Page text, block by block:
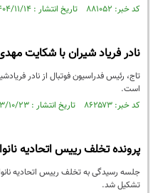
کد خبر: ۸۸۱۰۵۲ تاریخ انتشار : ۱۴۰۴/۱۱/۱۴
نادر فریاد شیران با شکایت
تاج، رئیس فدراسیون فوتبال از نادر
است.
کد خبر: ۸۶۲۵۷۳ تاریخ انتشار : ۱۴۰۳/۱۰/۲۳
پرونده تخلف رییس اتحادیه
جلسه رسیدگی به تخلف رییس اتحادیه
تشکیل شد.